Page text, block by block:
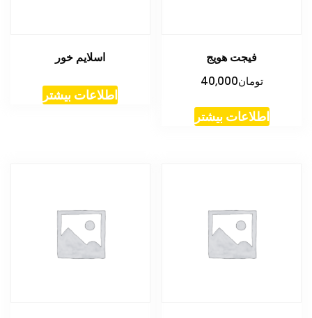
فیجت هویج
تومان40,000
اطلاعات بیشتر
اسلایم خور
اطلاعات بیشتر